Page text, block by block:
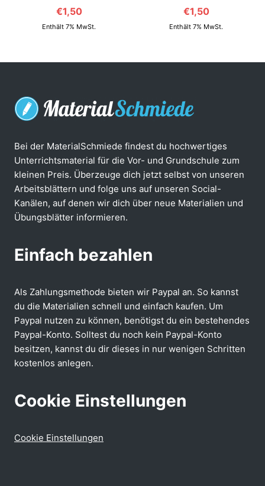
€1,50
Enthält 7% MwSt.
€1,50
Enthält 7% MwSt.
Bei der MaterialSchmiede findest du hochwertiges
Unterrichtsmaterial für die Vor- und Grundschule zum
kleinen Preis. Überzeuge dich jetzt selbst von unseren
Arbeitsblättern und folge uns auf unseren Social-
Kanälen, auf denen wir dich über neue Materialien und
Übungsblätter informieren.
Einfach bezahlen
Als Zahlungsmethode bieten wir Paypal an. So kannst
du die Materialien schnell und einfach kaufen. Um
Paypal nutzen zu können, benötigst du ein bestehendes
Paypal-Konto. Solltest du noch kein Paypal-Konto
besitzen, kannst du dir dieses in nur wenigen Schritten
kostenlos anlegen.
Cookie Einstellungen
Cookie Einstellungen